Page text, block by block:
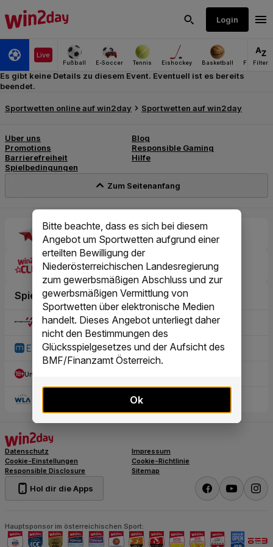
Bitte beachte, dass es sich bei diesem
Angebot um Sportwetten aufgrund einer
erteilten Bewilligung der
Niederösterreichischen Landesregierung
zum gewerbsmäßigen Abschluss und zur
gewerbsmäßigen Vermittlung von
Sportwetten über elektronische Medien
handelt. Dieses Angebot unterliegt daher
nicht den Bestimmungen des
Glücksspielgesetzes und der Aufsicht des
BMF/Finanzamt Österreich.
Ok
Es gibt keine Details zu diesem Event. Eventuell ist es bereits
beendet.